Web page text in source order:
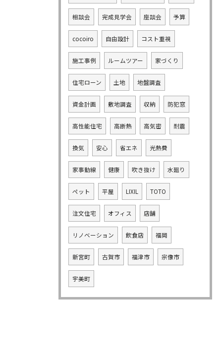
相談会 完成見学会 座談会 予算
cocoiro 自由設計 コスト重視
施工事例 ルームツアー 家づくり
住宅ローン 土地 地盤調査
資金計画 敷地調査 収納 防犯窓
高性能住宅 高断熱 高気密 耐震
換気 安心 省エネ 光熱費
家事動線 健康 吹き抜け 水廻り
ペット 平屋 LIXIL TOTO
注文住宅 オフィス 店舗
リノベーション 飲食店 福岡
新宮町 古賀市 福津市 宗像市
宇美町